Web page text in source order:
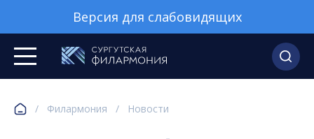
Версия для слабовидящих
/ Филармония / Новости